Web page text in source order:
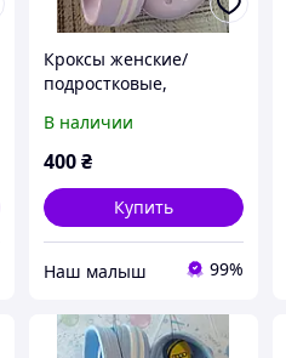
Кроксы женские/
подростковые,
орнаментом, Dago
(Даго),36-41 размеры.
В наличии
400 ₴
Купить
‏Наш малыш 99%